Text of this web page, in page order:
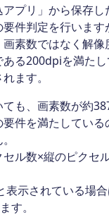
アプリ」から保存
件判定を行いま
素数ではなく解像
る200dpiを満た
ます。
も、画素数が約
件を満たしている
ル数×縦のピクセ
表示されている場
す。